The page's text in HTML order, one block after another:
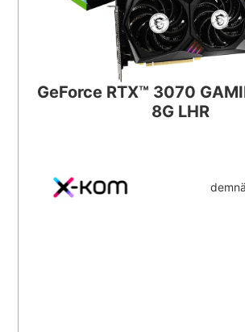
GeForce RTX™ 3070
8G LHR